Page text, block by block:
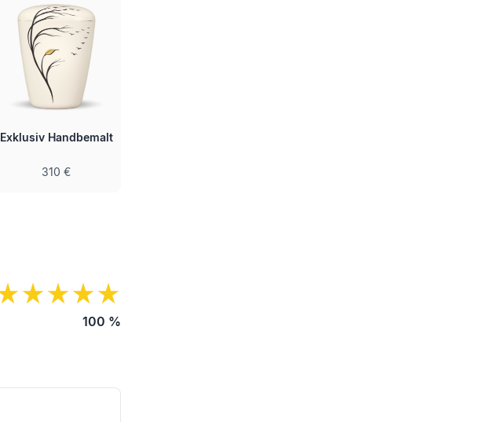
Exklusiv Handbemalt
310 €
100 %